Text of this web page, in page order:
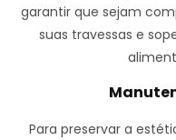
garantir que sejam
suas travessas e
Para preservar a